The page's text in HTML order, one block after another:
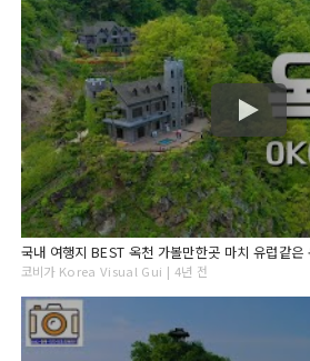
국내 여행지 BEST 옥천 가볼만한곳 마치 유럽같은
코비가 Korea Visual Gui | 4년 전